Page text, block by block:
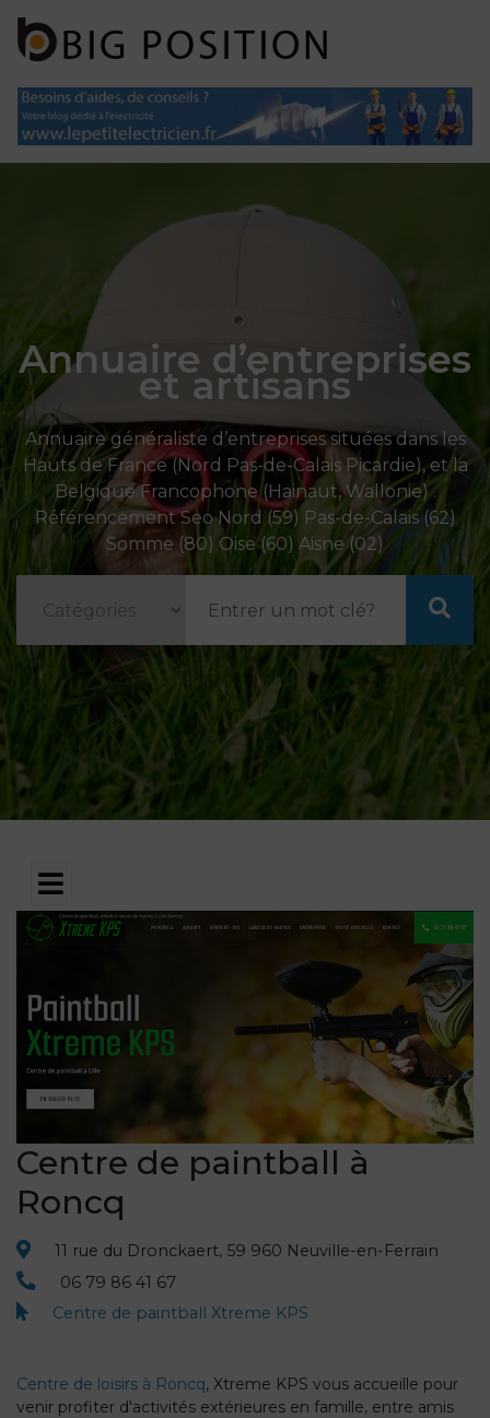
Annuaire d’entreprises
et artisans
Annuaire généraliste d’entreprises situées dans les
Hauts de France (Nord Pas-de-Calais Picardie), et la
Belgique Francophone (Hainaut, Wallonie) .
Référencement Seo Nord (59) Pas-de-Calais (62)
Somme (80) Oise (60) Aisne (02)
Centre de paintball à
Roncq
11 rue du Dronckaert, 59 960 Neuville-en-Ferrain
06 79 86 41 67
Centre de paintball Xtreme KPS
Centre de loisirs à Roncq, Xtreme KPS vous accueille pour
venir profiter d'activités extérieures en famille, entre amis
Panneau de gestion des cookies